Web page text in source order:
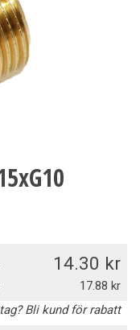
14.30
17.88
Bli kund för rabatt